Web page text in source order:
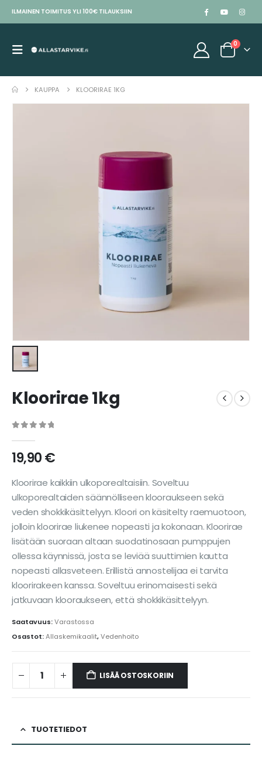
ILMAINEN TOIMITUS YLI 100€ TILAUKSIIN
0
KAUPPA KLOORIRAE 1KG
Kloorirae 1kg
19,90€
Kloorirae kaikkiin ulkoporealtaisiin. Soveltuu
ulkoporealtaiden säännölliseen klooraukseen sekä
veden shokkikäsittelyyn. Kloori on käsitelty raemuotoon,
jolloin kloorirae liukenee nopeasti ja kokonaan. Kloorirae
lisätään suoraan altaan suodatinosaan pumppujen
ollessa käynnissä, josta se leviää suuttimien kautta
nopeasti allasveteen. Erillistä annostelijaa ei tarvita
kloorirakeen kanssa. Soveltuu erinomaisesti sekä
jatkuvaan klooraukseen, että shokkikäsittelyyn.
Saatavuus:Varastossa
Osastot:Allaskemikaalit,Vedenhoito
LISÄÄ OSTOSKORIIN
TUOTETIEDOT